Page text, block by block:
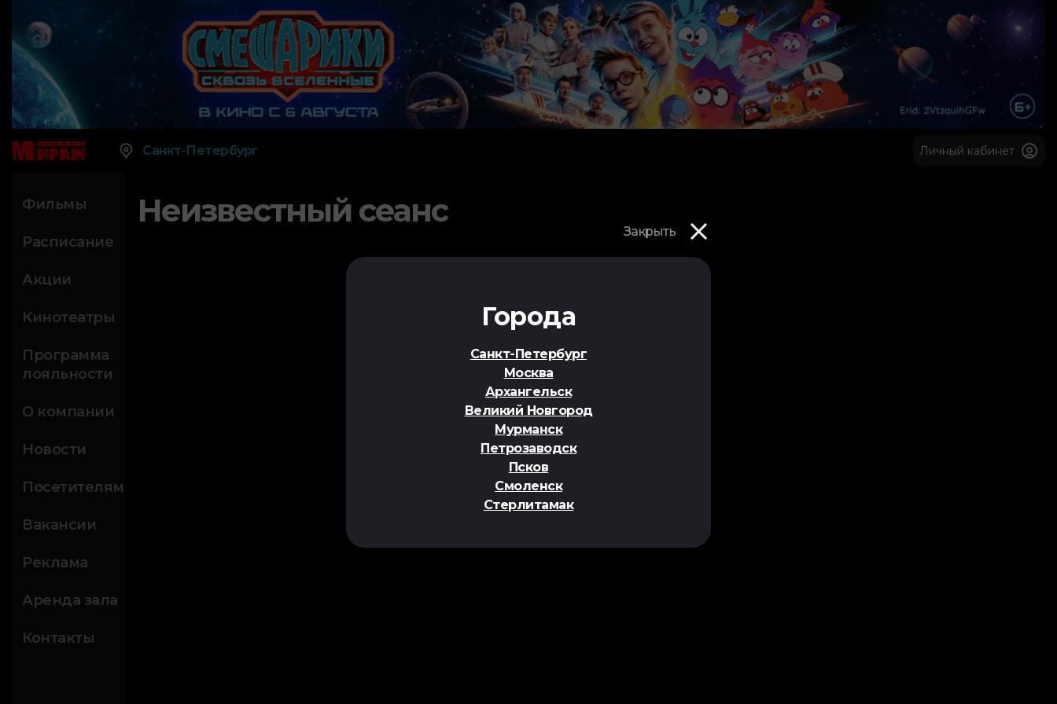
Закрыть
Города
Санкт-Петербург
Москва
Архангельск
Великий Новгород
Мурманск
Петрозаводск
Псков
Смоленск
Стерлитамак
Санкт-Петербург Личный кабинет
Фильмы
Расписание
Акции
Кинотеатры
Программа
лояльности
О компании
Новости
Посетителям
Вакансии
Реклама
Аренда зала
Контакты
Неизвестный сеанс